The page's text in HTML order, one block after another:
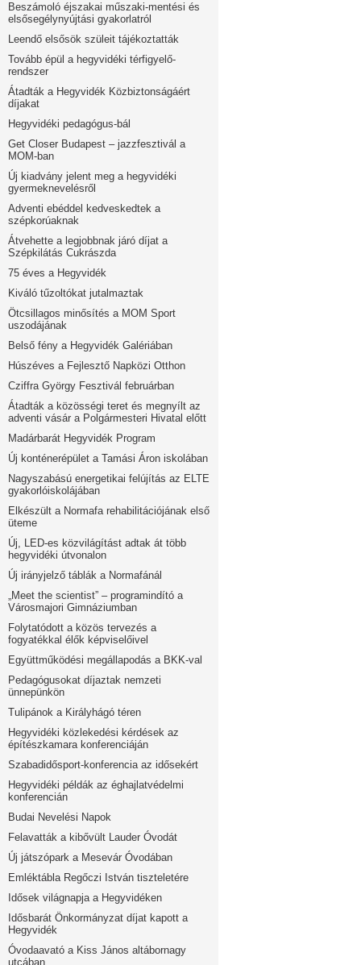
Beszámoló éjszakai műszaki-mentési és
elsősegélynyújtási gyakorlatról
Leendő elsősök szüleit tájékoztatták
Tovább épül a hegyvidéki térfigyelő-
rendszer
Átadták a Hegyvidék Közbiztonságáért
díjakat
Hegyvidéki pedagógus-bál
Get Closer Budapest – jazzfesztivál a
MOM-ban
Új kiadvány jelent meg a hegyvidéki
gyermeknevelésről
Adventi ebéddel kedveskedtek a
szépkorúaknak
Átvehette a legjobbnak járó díjat a
Szépkilátás Cukrászda
75 éves a Hegyvidék
Kiváló tűzoltókat jutalmaztak
Ötcsillagos minősítés a MOM Sport
uszodájának
Belső fény a Hegyvidék Galériában
Húszéves a Fejlesztő Napközi Otthon
Cziffra György Fesztivál februárban
Átadták a közösségi teret és megnyílt az
adventi vásár a Polgármesteri Hivatal előtt
Madárbarát Hegyvidék Program
Új konténerépület a Tamási Áron iskolában
Nagyszabású energetikai felújítás az ELTE
gyakorlóiskolájában
Elkészült a Normafa rehabilitációjának első
üteme
Új, LED-es közvilágítást adtak át több
hegyvidéki útvonalon
Új irányjelző táblák a Normafánál
„Meet the scientist” – programindító a
Városmajori Gimnáziumban
Folytatódott a közös tervezés a
fogyatékkal élők képviselőivel
Együttműködési megállapodás a BKK-val
Pedagógusokat díjaztak nemzeti
ünnepünkön
Tulipánok a Királyhágó téren
Hegyvidéki közlekedési kérdések az
építészkamara konferenciáján
Szabadidősport-konferencia az idősekért
Hegyvidéki példák az éghajlatvédelmi
konferencián
Budai Nevelési Napok
Felavatták a kibővült Lauder Óvodát
Új játszópark a Mesevár Óvodában
Emléktábla Regőczi István tiszteletére
Idősek világnapja a Hegyvidéken
Idősbarát Önkormányzat díjat kapott a
Hegyvidék
Óvodaavató a Kiss János altábornagy
utcában